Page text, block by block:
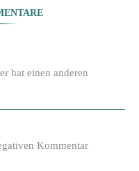
hat einen anderen
Kommentar